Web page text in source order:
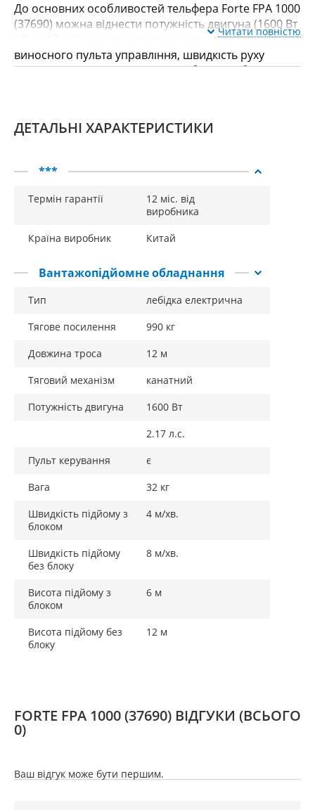
До основних особливостей тельфера Forte FPA 1000
(37690) можна віднести потужність двигуна (1600 Вт
або 2,17 к.с.), механічне керування за допомогою
виносного пульта управління, швидкість руху
каната (4 і 8 метрів за хвилину з блоком і без нього
сталевий трос завдовжки 12 метрів. Як живлення
електромережа на 220 В. Вага лебідки не
Читати повністю
ДЕТАЛЬНІ ХАРАКТЕРИСТИКИ
***
Термін гарантії
12 міс. від
виробника
Країна виробник
Китай
Вантажопідйомне обладнання
Тип
лебідка електрична
Тягове посилення
990 кг
Довжина троса
12 м
Тяговий механізм
канатний
Потужність двигуна
1600 Вт
2.17 л.с.
Пульт керування
є
Вага
32 кг
Швидкість підйому з
блоком
4 м/хв.
Швидкість підйому
без блоку
8 м/хв.
Висота підйому з
блоком
6 м
Висота підйому без
блоку
12 м
FORTE FPA 1000 (37690) ВІДГУКИ (ВСЬОГО
0)
Ваш відгук може бути першим.